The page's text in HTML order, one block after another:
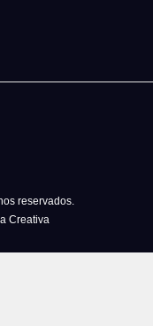
reservados.
Creativa